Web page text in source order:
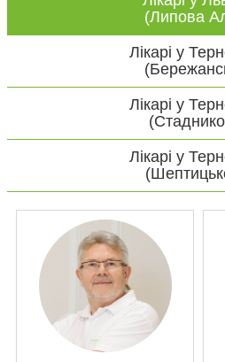
(Липова
Лікарі у
Лікарі у
Лікарі у